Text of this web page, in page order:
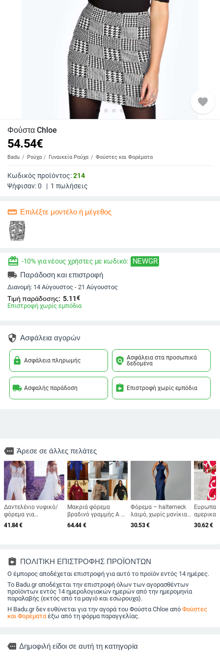
favorite
Φούστα Chloe
54.54€
Badu Ρούχα Γυναικεία Ρούχα Φούστες και Φορέματα
Κωδικός προϊόντος:214
Ψήφισαν:0 | 1 πωλήσεις
straighten Επιλέξτε μοντέλο ή μέγεθος
redeem -10% για νέους χρήστες με κωδικό: NEWGR
local_shipping Παράδοση και επιστροφή
Διανομή: 14 Αύγουστος - 21 Αύγουστος
Τιμή παράδοσης: 5.11€
Επιστροφή χωρίς εμπόδια
security Ασφάλεια αγορών
lock Ασφάλεια πληρωμής policy Ασφάλεια στα προσωπικά
δεδομένα
local_shipping Ασφαλής παράδοση assignment_return Επιστροφή χωρίς εμπόδια
more Άρεσε σε άλλες πελάτες
Δαντελένιο νυφικό/
φόρεμα για
κουμπάρες, μακριά
μανίκια, βαθύ V-
41.84€
Μακριά φόρεμα
βραδινό γραμμής Α με
V-λαιμό, μεσαία μέση,
μακριά μανίκια τύπου
64.44 €
Φόρεμα – halterneck
λαιμό, χωρίς μανίκια,
μακρύ σατέν φόρεμα
από μίγμα
30.53€
τριών
30.62€
assignment_return ΠΟΛΙΤΙΚΗ ΕΠΙΣΤΡΟΦΗΣ ΠΡΟΪΟΝΤΩΝ
Ο έμπορος αποδέχεται επιστροφή για αυτό το προϊόν εντός 14 ημέρες.
Το Badu.gr αποδέχεται την επιστροφή όλων των αγορασθέντων
προϊόντων εντός 14 ημερολογιακών ημερών από την ημερομηνία
παραλαβής (εκτός από τα μαγιό και εσώρουχα).
Η Badu.gr δεν ευθύνεται για την αγορά του Φούστα Chloe από Φούστες
και Φορέματαέξω από τη φόρμα παραγγελίας.
more Δημοφιλή είδοι σε αυτή τη κατηγορία